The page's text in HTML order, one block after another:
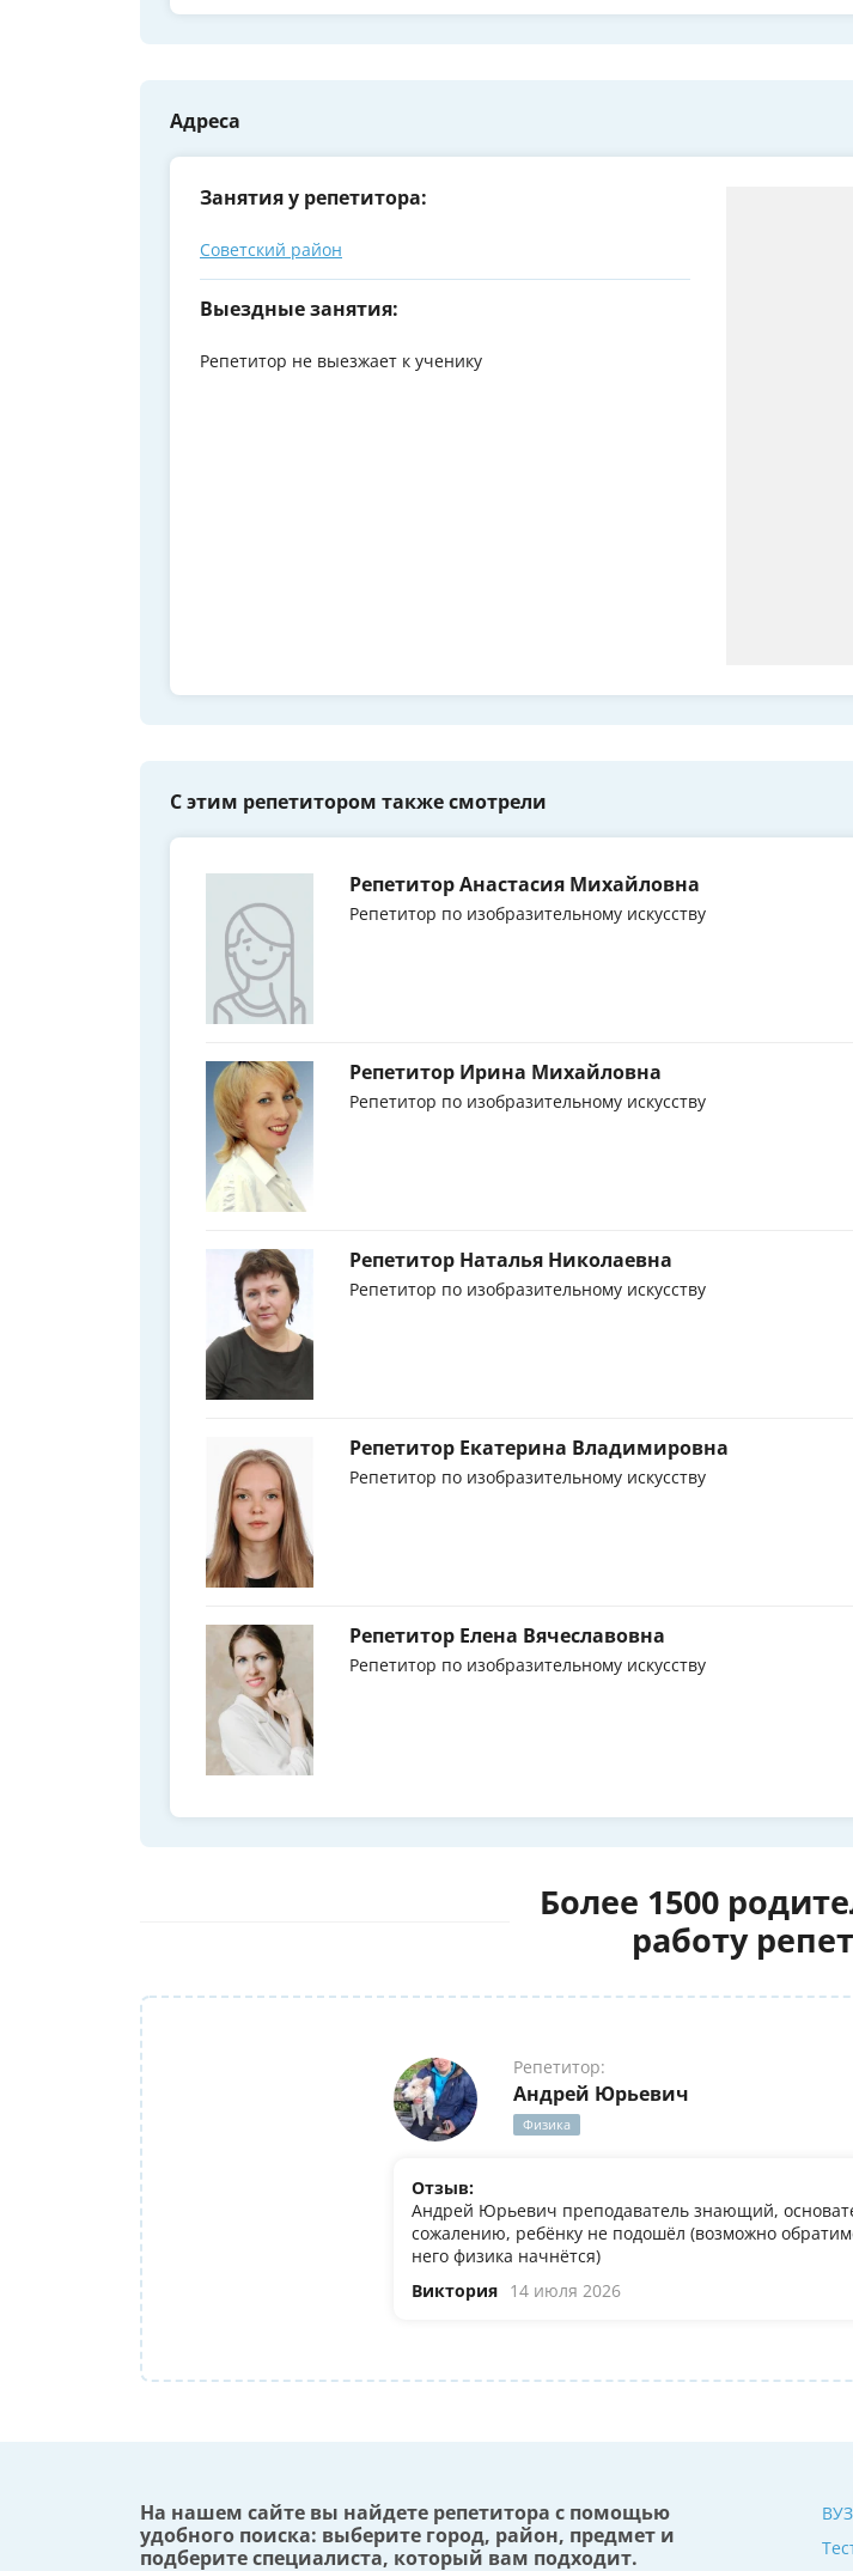
Адреса
Занятия у репетитора:
Советский район
Выездные занятия:
Репетитор не выезжает к ученику
С этим репетитором также смотрели
Репетитор Анастасия Михайловна
Репетитор по изобразительному искусству
Репетитор Ирина Михайловна
Репетитор по изобразительному искусству
Репетитор Наталья Николаевна
Репетитор по изобразительному искусству
Репетитор Екатерина Владимировна
Репетитор по изобразительному искусству
Репетитор Елена Вячеславовна
Репетитор по изобразительному искусству
Более 1500
работу
Репетитор:
Андрей Юрьевич
Физика
Отзыв:
Андрей Юрьевич преподаватель знающий,
сожалению, ребёнку не подошёл (возможно
него физика начнётся)
Виктория 14 июля 2026
На нашем сайте вы найдете репетитора с помощью
удобного поиска: выберите город, район, предмет и
подберите специалиста, который вам подходит.